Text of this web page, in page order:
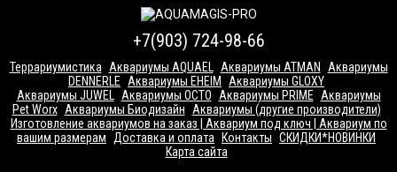
+7(903) 724-98-66
Террариумистика Аквариумы AQUAEL Аквариумы ATMAN
Аквариумы
DENNERLE
Аквариумы EHEIM
Аквариумы GLOXY
Аквариумы JUWEL
Аквариумы OCTO Аквариумы PRIME
Аквариумы
Pet Worx Аквариумы Биодизайн
Аквариумы (другие производители)
Изготовление аквариумов на заказ | Аквариум под ключ | Аквариум по
вашим размерам
Доставка и оплата Контакты СКИДКИ*НОВИНКИ
Карта сайта